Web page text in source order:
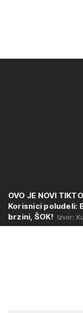
OVO JE NOVI
Korisnici poludeli:
brzini, ŠOK! Izvor: